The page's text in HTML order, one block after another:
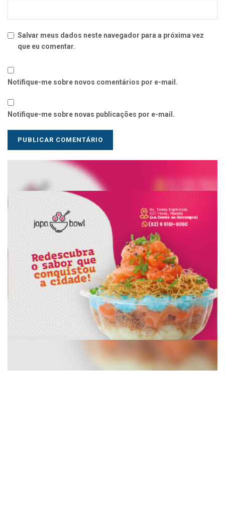
Salvar meus dados neste navegador para a próxima vez
que eu comentar.
Notifique-me sobre novos comentários por e-mail.
Notifique-me sobre novas publicações por e-mail.